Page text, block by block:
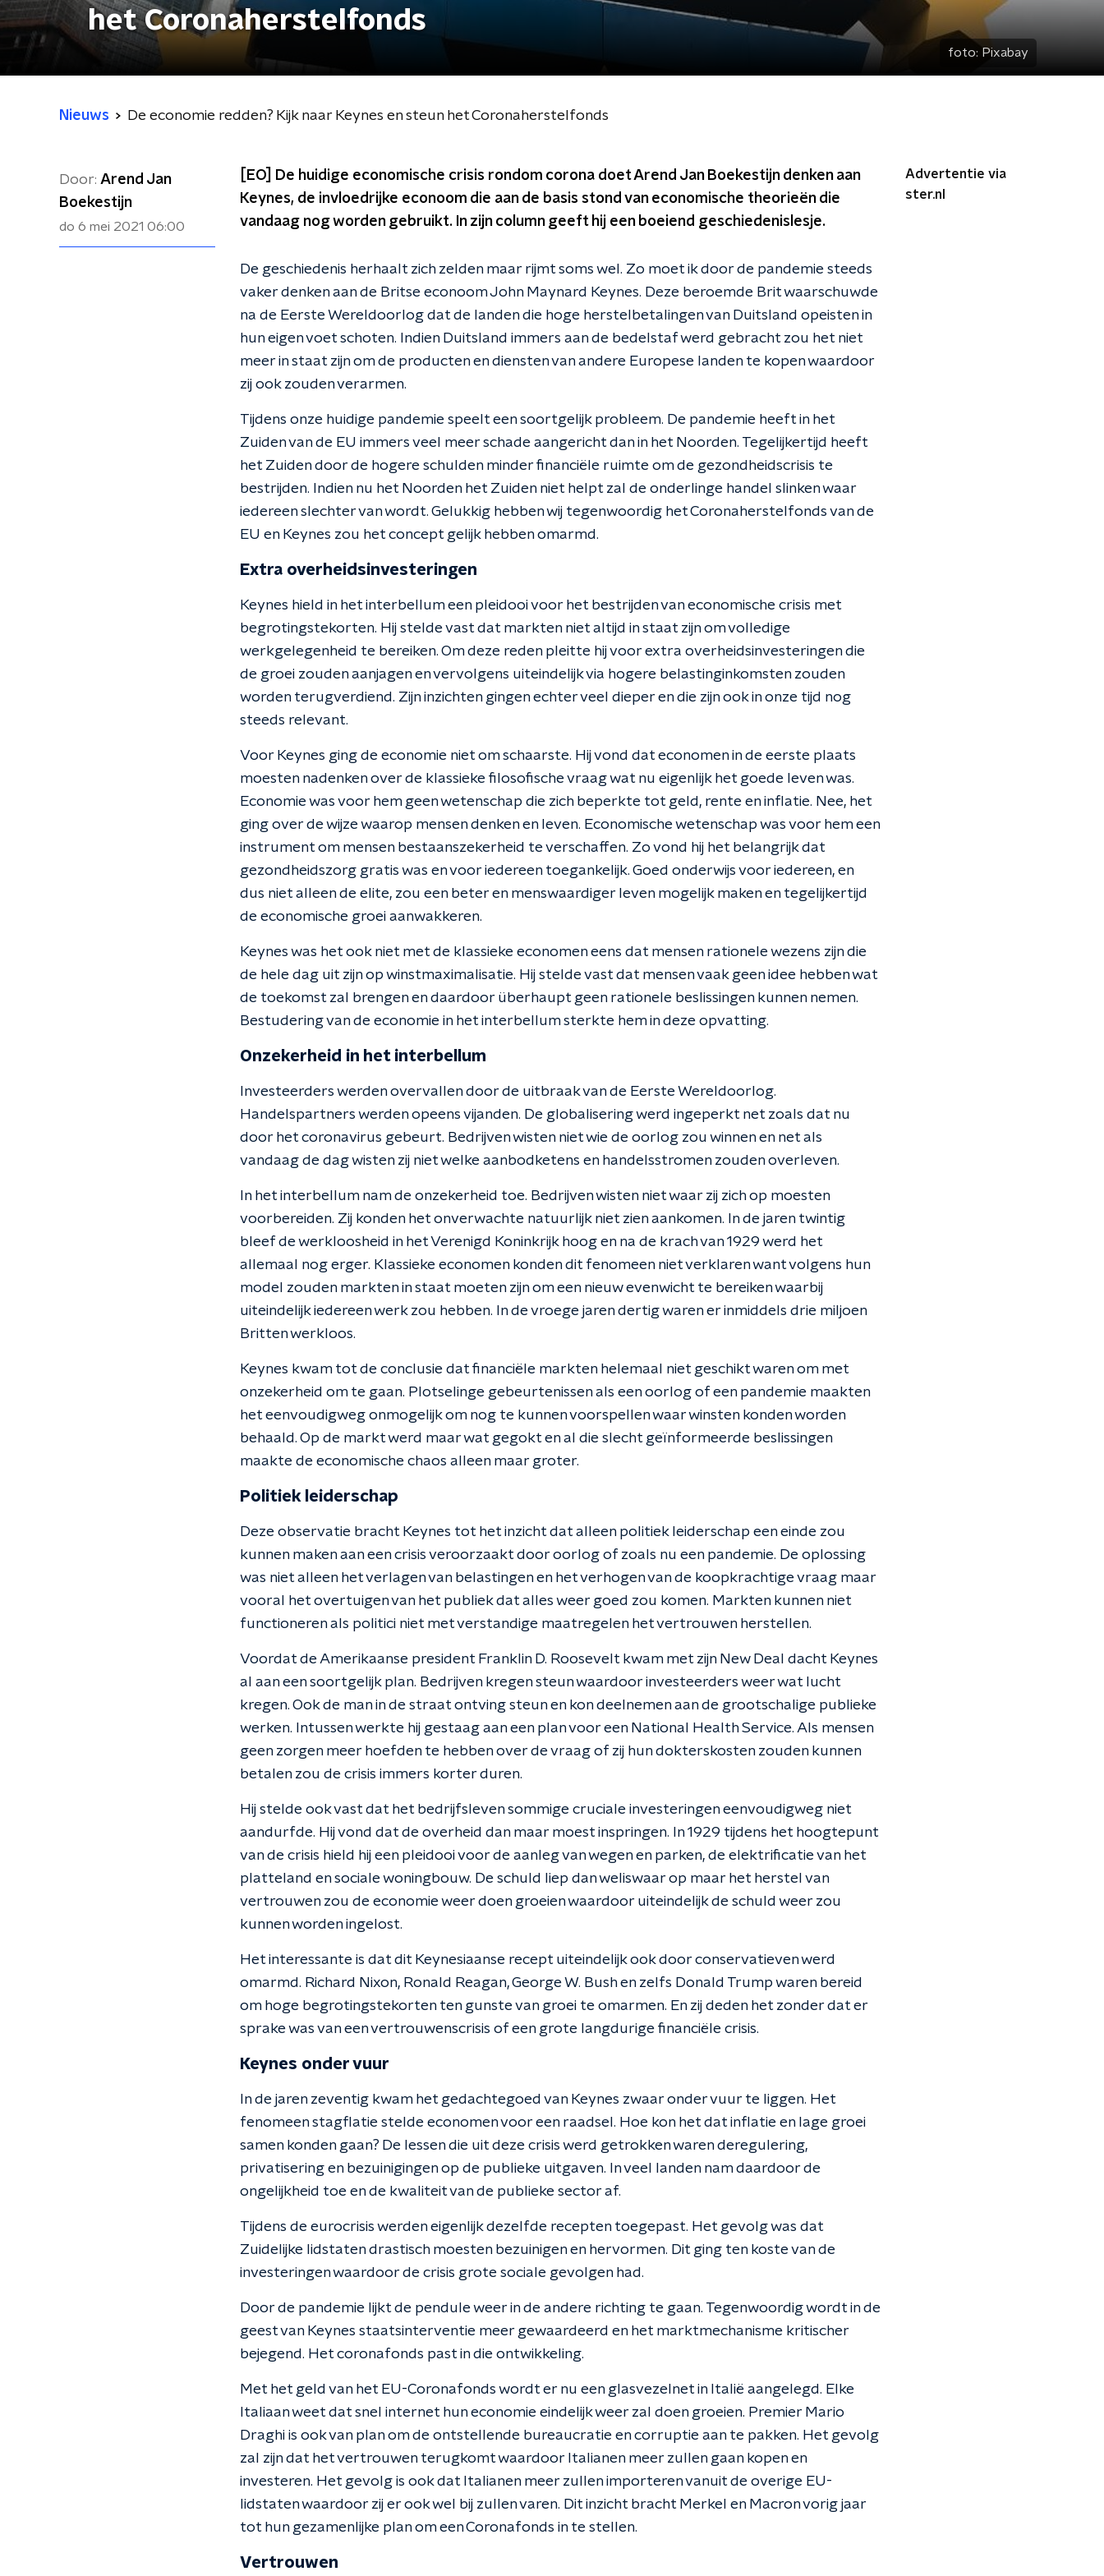
het Coronaherstelfonds
foto: Pixabay
Nieuws De economie redden? Kijk naar Keynes en steun het Coronaherstelfonds
Door: Arend Jan
Boekestijn
do 6 mei 2021 06:00
[EO] De huidige economische crisis rondom corona doet Arend Jan Boekestijn denken aan
Keynes, de invloedrijke econoom die aan de basis stond van economische theorieën die
vandaag nog worden gebruikt. In zijn column geeft hij een boeiend geschiedenislesje.
De geschiedenis herhaalt zich zelden maar rijmt soms wel. Zo moet ik door de pandemie steeds
vaker denken aan de Britse econoom John Maynard Keynes. Deze beroemde Brit waarschuwde
na de Eerste Wereldoorlog dat de landen die hoge herstelbetalingen van Duitsland opeisten in
hun eigen voet schoten. Indien Duitsland immers aan de bedelstaf werd gebracht zou het niet
meer in staat zijn om de producten en diensten van andere Europese landen te kopen waardoor
zij ook zouden verarmen.
Tijdens onze huidige pandemie speelt een soortgelijk probleem. De pandemie heeft in het
Zuiden van de EU immers veel meer schade aangericht dan in het Noorden. Tegelijkertijd heeft
het Zuiden door de hogere schulden minder financiële ruimte om de gezondheidscrisis te
bestrijden. Indien nu het Noorden het Zuiden niet helpt zal de onderlinge handel slinken waar
iedereen slechter van wordt. Gelukkig hebben wij tegenwoordig het Coronaherstelfonds van de
EU en Keynes zou het concept gelijk hebben omarmd.
Extra overheidsinvesteringen
Keynes hield in het interbellum een pleidooi voor het bestrijden van economische crisis met
begrotingstekorten. Hij stelde vast dat markten niet altijd in staat zijn om volledige
werkgelegenheid te bereiken. Om deze reden pleitte hij voor extra overheidsinvesteringen die
de groei zouden aanjagen en vervolgens uiteindelijk via hogere belastinginkomsten zouden
worden terugverdiend. Zijn inzichten gingen echter veel dieper en die zijn ook in onze tijd nog
steeds relevant.
Voor Keynes ging de economie niet om schaarste. Hij vond dat economen in de eerste plaats
moesten nadenken over de klassieke filosofische vraag wat nu eigenlijk het goede leven was.
Economie was voor hem geen wetenschap die zich beperkte tot geld, rente en inflatie. Nee, het
ging over de wijze waarop mensen denken en leven. Economische wetenschap was voor hem een
instrument om mensen bestaanszekerheid te verschaffen. Zo vond hij het belangrijk dat
gezondheidszorg gratis was en voor iedereen toegankelijk. Goed onderwijs voor iedereen, en
dus niet alleen de elite, zou een beter en menswaardiger leven mogelijk maken en tegelijkertijd
de economische groei aanwakkeren.
Keynes was het ook niet met de klassieke economen eens dat mensen rationele wezens zijn die
de hele dag uit zijn op winstmaximalisatie. Hij stelde vast dat mensen vaak geen idee hebben wat
de toekomst zal brengen en daardoor überhaupt geen rationele beslissingen kunnen nemen.
Bestudering van de economie in het interbellum sterkte hem in deze opvatting.
Onzekerheid in het interbellum
Investeerders werden overvallen door de uitbraak van de Eerste Wereldoorlog.
Handelspartners werden opeens vijanden. De globalisering werd ingeperkt net zoals dat nu
door het coronavirus gebeurt. Bedrijven wisten niet wie de oorlog zou winnen en net als
vandaag de dag wisten zij niet welke aanbodketens en handelsstromen zouden overleven.
In het interbellum nam de onzekerheid toe. Bedrijven wisten niet waar zij zich op moesten
voorbereiden. Zij konden het onverwachte natuurlijk niet zien aankomen. In de jaren twintig
bleef de werkloosheid in het Verenigd Koninkrijk hoog en na de krach van 1929 werd het
allemaal nog erger. Klassieke economen konden dit fenomeen niet verklaren want volgens hun
model zouden markten in staat moeten zijn om een nieuw evenwicht te bereiken waarbij
uiteindelijk iedereen werk zou hebben. In de vroege jaren dertig waren er inmiddels drie miljoen
Britten werkloos.
Keynes kwam tot de conclusie dat financiële markten helemaal niet geschikt waren om met
onzekerheid om te gaan. Plotselinge gebeurtenissen als een oorlog of een pandemie maakten
het eenvoudigweg onmogelijk om nog te kunnen voorspellen waar winsten konden worden
behaald. Op de markt werd maar wat gegokt en al die slecht geïnformeerde beslissingen
maakte de economische chaos alleen maar groter.
Politiek leiderschap
Deze observatie bracht Keynes tot het inzicht dat alleen politiek leiderschap een einde zou
kunnen maken aan een crisis veroorzaakt door oorlog of zoals nu een pandemie. De oplossing
was niet alleen het verlagen van belastingen en het verhogen van de koopkrachtige vraag maar
vooral het overtuigen van het publiek dat alles weer goed zou komen. Markten kunnen niet
functioneren als politici niet met verstandige maatregelen het vertrouwen herstellen.
Voordat de Amerikaanse president Franklin D. Roosevelt kwam met zijn New Deal dacht Keynes
al aan een soortgelijk plan. Bedrijven kregen steun waardoor investeerders weer wat lucht
kregen. Ook de man in de straat ontving steun en kon deelnemen aan de grootschalige publieke
werken. Intussen werkte hij gestaag aan een plan voor een National Health Service. Als mensen
geen zorgen meer hoefden te hebben over de vraag of zij hun dokterskosten zouden kunnen
betalen zou de crisis immers korter duren.
Hij stelde ook vast dat het bedrijfsleven sommige cruciale investeringen eenvoudigweg niet
aandurfde. Hij vond dat de overheid dan maar moest inspringen. In 1929 tijdens het hoogtepunt
van de crisis hield hij een pleidooi voor de aanleg van wegen en parken, de elektrificatie van het
platteland en sociale woningbouw. De schuld liep dan weliswaar op maar het herstel van
vertrouwen zou de economie weer doen groeien waardoor uiteindelijk de schuld weer zou
kunnen worden ingelost.
Het interessante is dat dit Keynesiaanse recept uiteindelijk ook door conservatieven werd
omarmd. Richard Nixon, Ronald Reagan, George W. Bush en zelfs Donald Trump waren bereid
om hoge begrotingstekorten ten gunste van groei te omarmen. En zij deden het zonder dat er
sprake was van een vertrouwenscrisis of een grote langdurige financiële crisis.
Keynes onder vuur
In de jaren zeventig kwam het gedachtegoed van Keynes zwaar onder vuur te liggen. Het
fenomeen stagflatie stelde economen voor een raadsel. Hoe kon het dat inflatie en lage groei
samen konden gaan? De lessen die uit deze crisis werd getrokken waren deregulering,
privatisering en bezuinigingen op de publieke uitgaven. In veel landen nam daardoor de
ongelijkheid toe en de kwaliteit van de publieke sector af.
Tijdens de eurocrisis werden eigenlijk dezelfde recepten toegepast. Het gevolg was dat
Zuidelijke lidstaten drastisch moesten bezuinigen en hervormen. Dit ging ten koste van de
investeringen waardoor de crisis grote sociale gevolgen had.
Door de pandemie lijkt de pendule weer in de andere richting te gaan. Tegenwoordig wordt in de
geest van Keynes staatsinterventie meer gewaardeerd en het marktmechanisme kritischer
bejegend. Het coronafonds past in die ontwikkeling.
Met het geld van het EU-Coronafonds wordt er nu een glasvezelnet in Italië aangelegd. Elke
Italiaan weet dat snel internet hun economie eindelijk weer zal doen groeien. Premier Mario
Draghi is ook van plan om de ontstellende bureaucratie en corruptie aan te pakken. Het gevolg
zal zijn dat het vertrouwen terugkomt waardoor Italianen meer zullen gaan kopen en
investeren. Het gevolg is ook dat Italianen meer zullen importeren vanuit de overige EU-
lidstaten waardoor zij er ook wel bij zullen varen. Dit inzicht bracht Merkel en Macron vorig jaar
tot hun gezamenlijke plan om een Coronafonds in te stellen.
Vertrouwen
Advertentie via
ster.nl